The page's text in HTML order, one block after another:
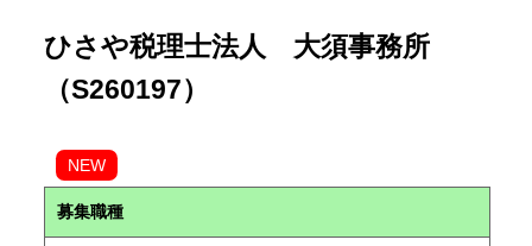
ひさや税理士法人 大須事務所
（S260197）
NEW
募集職種